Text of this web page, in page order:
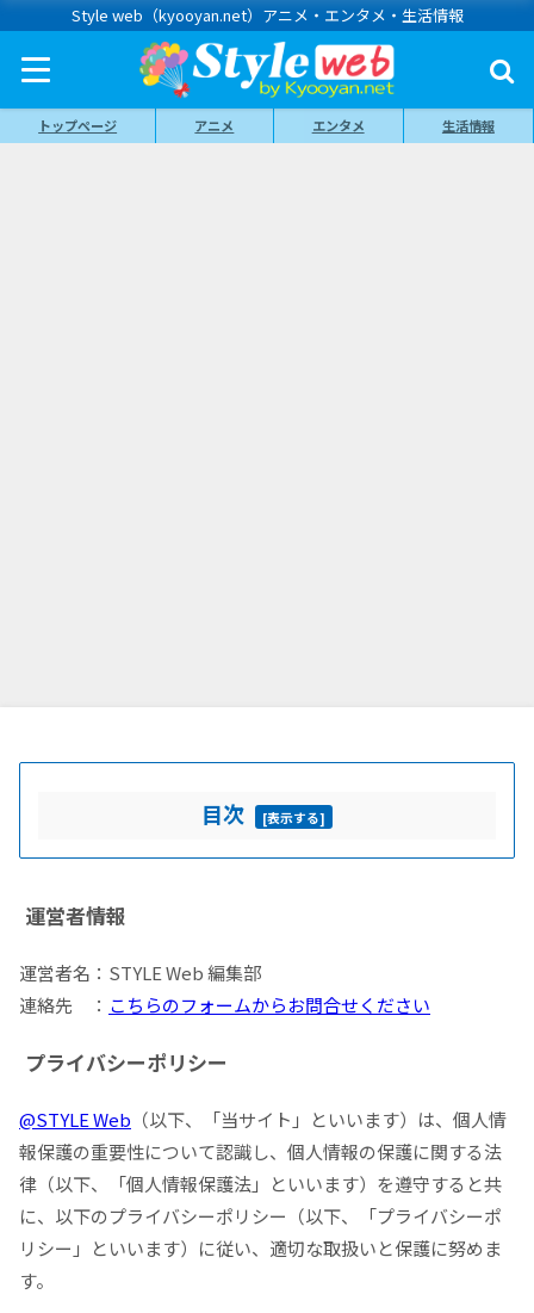
Style web（kyooyan.net）アニメ・エンタメ・生活情報
トップページ アニメ エンタメ 生活情報
目次 [表示する]
運営者情報
運営者名：STYLE Web 編集部
連絡先 ： こちらのフォームからお問合せください
プライバシーポリシー
@STYLE Web （以下、「当サイト」といいます）は、個人情
報保護の重要性について認識し、個人情報の保護に関する法
律（以下、「個人情報保護法」といいます）を遵守すると共
に、以下のプライバシーポリシー（以下、「プライバシーポ
リシー」といいます）に従い、適切な取扱いと保護に努めま
す。